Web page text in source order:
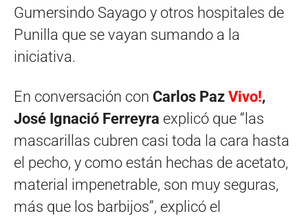
Gumersindo Sayago y otros hospitales de
Punilla que se vayan sumando a la
iniciativa.
En conversación con Carlos Paz Vivo!,
José Ignació Ferreyra explicó que “las
mascarillas cubren casi toda la cara hasta
el pecho, y como están hechas de acetato,
material impenetrable, son muy seguras,
más que los barbijos”, explicó el